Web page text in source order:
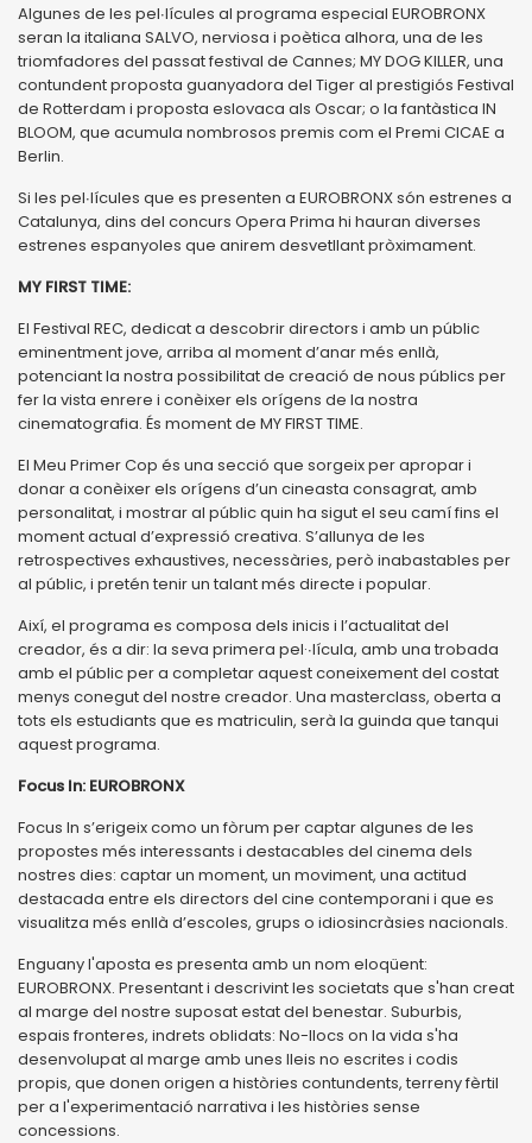
Algunes de les pel∙lícules al programa especial EUROBRONX
seran la italiana SALVO, nerviosa i poètica alhora, una de les
triomfadores del passat festival de Cannes; MY DOG KILLER, una
contundent proposta guanyadora del Tiger al prestigiós Festival
de Rotterdam i proposta eslovaca als Oscar; o la fantàstica IN
BLOOM, que acumula nombrosos premis com el Premi CICAE a
Berlin.
Si les pel∙lícules que es presenten a EUROBRONX són estrenes a
Catalunya, dins del concurs Opera Prima hi hauran diverses
estrenes espanyoles que anirem desvetllant pròximament.
MY FIRST TIME:
El Festival REC, dedicat a descobrir directors i amb un públic
eminentment jove, arriba al moment d’anar més enllà,
potenciant la nostra possibilitat de creació de nous públics per
fer la vista enrere i conèixer els orígens de la nostra
cinematografia. És moment de MY FIRST TIME.
El Meu Primer Cop és una secció que sorgeix per apropar i
donar a conèixer els orígens d’un cineasta consagrat, amb
personalitat, i mostrar al públic quin ha sigut el seu camí fins el
moment actual d’expressió creativa. S’allunya de les
retrospectives exhaustives, necessàries, però inabastables per
al públic, i pretén tenir un talant més directe i popular.
Així, el programa es composa dels inicis i l’actualitat del
creador, és a dir: la seva primera pel·∙lícula, amb una trobada
amb el públic per a completar aquest coneixement del costat
menys conegut del nostre creador. Una masterclass, oberta a
tots els estudiants que es matriculin, serà la guinda que tanqui
aquest programa.
Focus In: EUROBRONX
Focus In s’erigeix como un fòrum per captar algunes de les
propostes més interessants i destacables del cinema dels
nostres dies: captar un moment, un moviment, una actitud
destacada entre els directors del cine contemporani i que es
visualitza més enllà d’escoles, grups o idiosincràsies nacionals.
Enguany l'aposta es presenta amb un nom eloqüent:
EUROBRONX. Presentant i descrivint les societats que s'han creat
al marge del nostre suposat estat del benestar. Suburbis,
espais fronteres, indrets oblidats: No-llocs on la vida s'ha
desenvolupat al marge amb unes lleis no escrites i codis
propis, que donen origen a històries contundents, terreny fèrtil
per a l'experimentació narrativa i les històries sense
concessions.